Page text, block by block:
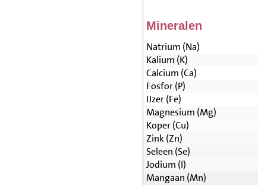
Mineralen
Natrium (Na)
Kalium (K)
Calcium (Ca)
Fosfor (P)
IJzer (Fe)
Magnesium (Mg)
Koper (Cu)
Zink (Zn)
Seleen (Se)
Jodium (I)
Mangaan (Mn)